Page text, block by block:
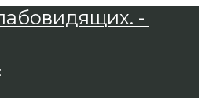
-